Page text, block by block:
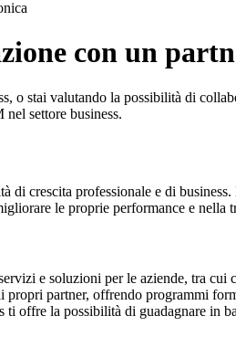
con un
o stai valutando la possibilità di
settore business.
crescita professionale e di
le proprie performance e nella
e soluzioni per le aziende, tra
partner, offrendo programmi
offre la possibilità di guadagnare in